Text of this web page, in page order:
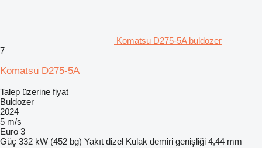
Komatsu D275-5A buldozer
7
Komatsu D275-5A
Talep üzerine fiyat
Buldozer
2024
5 m/s
Euro 3
Güç 332 kW (452 bg) Yakıt dizel Kulak demiri genişliği 4,44 mm